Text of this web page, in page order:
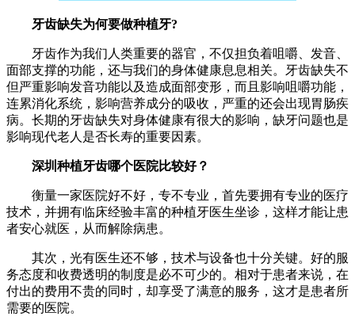
牙齿缺失为何要做种植牙?
牙齿作为我们人类重要的器官，不仅担负着咀嚼、发音、
面部支撑的功能，还与我们的身体健康息息相关。牙齿缺失不
但严重影响发音功能以及造成面部变形，而且影响咀嚼功能，
连累消化系统，影响营养成分的吸收，严重的还会出现胃肠疾
病。长期的牙齿缺失对身体健康有很大的影响，缺牙问题也是
影响现代老人是否长寿的重要因素。
深圳种植牙齿哪个医院比较好？
衡量一家医院好不好，专不专业，首先要拥有专业的医疗
技术，并拥有临床经验丰富的种植牙医生坐诊，这样才能让患
者安心就医，从而解除病患。
其次，光有医生还不够，技术与设备也十分关键。好的服
务态度和收费透明的制度是必不可少的。相对于患者来说，在
付出的费用不贵的同时，却享受了满意的服务，这才是患者所
需要的医院。